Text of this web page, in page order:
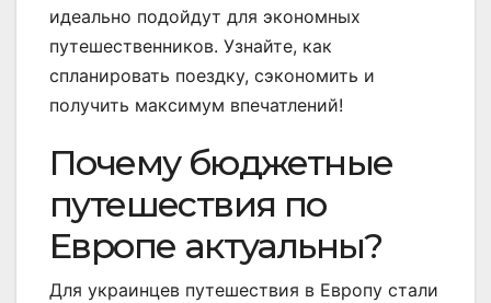
идеально подойдут для экономных
путешественников. Узнайте, как
спланировать поездку, сэкономить и
получить максимум впечатлений!
Почему бюджетные
путешествия по
Европе актуальны?
Для украинцев путешествия в Европу стали